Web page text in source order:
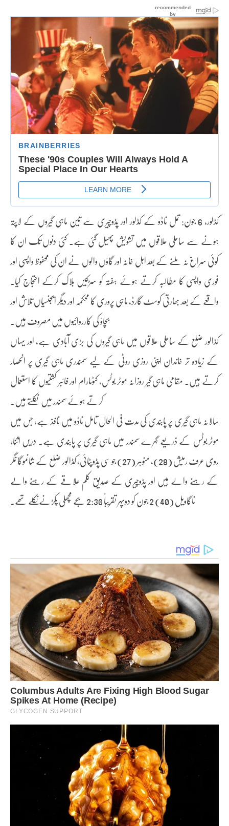
کڈلور، 6 جون: تمل ناڈو کے کڈلور اور پڈوچیری سے تین ماہی گیروں کے لاپتہ
ہونے سے ساحلی علاقوں میں تشویش پھیل گئی ہے۔ کئی دنوں تک ان کا
کوئی سراغ نہ ملنے کے بعد اہل خانہ اور گاؤں والوں نے ان کی محفوظ واپسی اور
فوری واپسی کا مطالبہ کرتے ہوئے ہفتہ کو سڑکیں بلاک کرکے احتجاج کیا۔
واقعے کے بعد بھارتی کوسٹ گارڈ، ماہی پروری کا محکمہ اور دیگر ایجنسیاں تلاش اور
بچاؤ کی کارروائیوں میں مصروف ہیں۔
کڈالور ضلع کے ساحلی علاقوں میں ماہی گیروں کی بڑی آبادی ہے، اور یہاں
کے زیادہ تر خاندان اپنی روزی روٹی کے لیے سمندری ماہی گیری پر انحصار
کرتے ہیں۔ مقامی ماہی گیر روزانہ موٹر بوٹس، کٹومارام اور فائبر کشتیوں کا استعمال
کرتے ہوئے سمندر میں نکلتے ہیں۔
سالانہ ماہی گیری پر پابندی کی مدت فی الحال تامل ناڈو میں نافذ ہے، جس میں
موٹر بوٹس کے ذریعے گہرے سمندر میں ماہی گیری پر پابندی ہے۔ دریں اثنا،
روی عرف رمیش (28)، منوہر (27) جو سی پڈوپٹائی، کڈالور ضلع کے شانموگا نگر
کے رہنے والے ہیں اور پڈوچیری کے صدیق کلم علاقے کے رہنے والے
ناگاویل (40) 2 جون کو دوپہر تقریباً 2:30 بجے مچھلی پکڑنے نکلے تھے۔